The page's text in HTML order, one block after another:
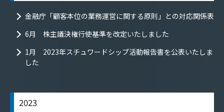
金融庁「顧客本位の業務運営に関する原則」との対応関係表
6月 株主議決権行使基準を改定いたしました
1月 2023年スチュワードシップ活動報告書を公表いたしま
した
2023